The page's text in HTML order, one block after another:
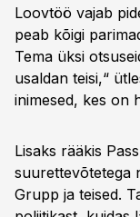
Loovtöö vajab
peab kõigi
Tema üksi
usaldan teisi,“
inimesed, kes on
Lisaks rääkis
suurettevõtetega
Grupp ja teised.